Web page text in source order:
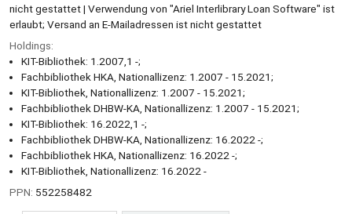
nicht gestattet | Verwendung von "Ariel Interlibrary Loan Software" ist
erlaubt; Versand an E-Mailadressen ist nicht gestattet
Holdings:
KIT-Bibliothek: 1.2007,1 -;
Fachbibliothek HKA, Nationallizenz: 1.2007 - 15.2021;
KIT-Bibliothek, Nationallizenz: 1.2007 - 15.2021;
Fachbibliothek DHBW-KA, Nationallizenz: 1.2007 - 15.2021;
KIT-Bibliothek: 16.2022,1 -;
Fachbibliothek DHBW-KA, Nationallizenz: 16.2022 -;
Fachbibliothek HKA, Nationallizenz: 16.2022 -;
KIT-Bibliothek, Nationallizenz: 16.2022 -
PPN: 552258482